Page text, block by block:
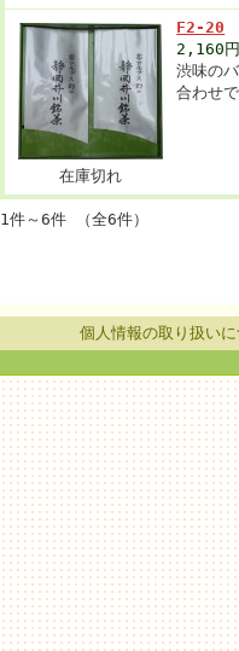
在庫切れ
F2-20
2,160
渋味の
合わせ
1件～6件 （全6件）
個人情報の取り扱い